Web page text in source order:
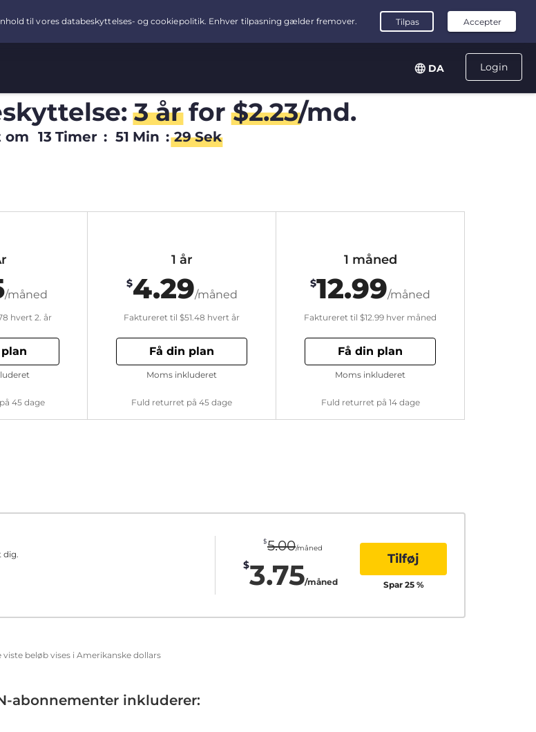
Login
DA
3 årfor$2.23/md.
om 13 Timer : 51 Min : 28 Sek
/måned
hvert 2. år
45 dage
1 år
$4.29/måned
Faktureret til $51.48 hvert år
Få din plan
Fuld returret på 45 dage
Moms inkluderet
1 måned
$12.99/måned
Faktureret til $12.99 hver måned
Få din plan
Fuld returret på 14 dage
Moms inkluderet
dig.
$5.00/måned
$3.75/måned
Tilføj
Spar 25%
viste beløb vises i Amerikanske dollars
abonnementer inkluderer: